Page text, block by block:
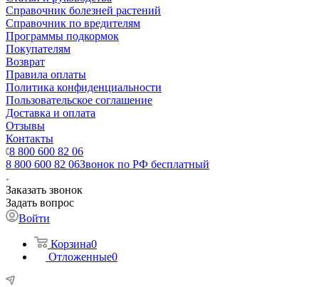
Справочник болезней растений
Справочник по вредителям
Программы подкормок
Покупателям
Возврат
Правила оплаты
Политика конфиденциальности
Пользовательское соглашение
Доставка и оплата
Отзывы
Контакты
8 800 600 82 06
8 800 600 82 06Звонок по РФ бесплатный
Заказать звонок
Задать вопрос
Войти
Корзина0
Отложенные0